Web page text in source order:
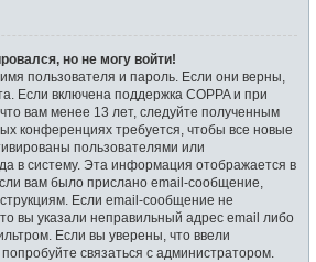
но не могу войти!
пользователя и пароль. Если они верны,
Если включена поддержка COPPA и при
вам менее 13 лет, следуйте полученным
конференциях требуется, чтобы все новые
пользователями или
в систему. Эта информация отображается в
вам было прислано email-сообщение,
Если email-сообщение не
вы указали неправильный адрес email либо
Если вы уверены, что ввели
связаться с администратором.